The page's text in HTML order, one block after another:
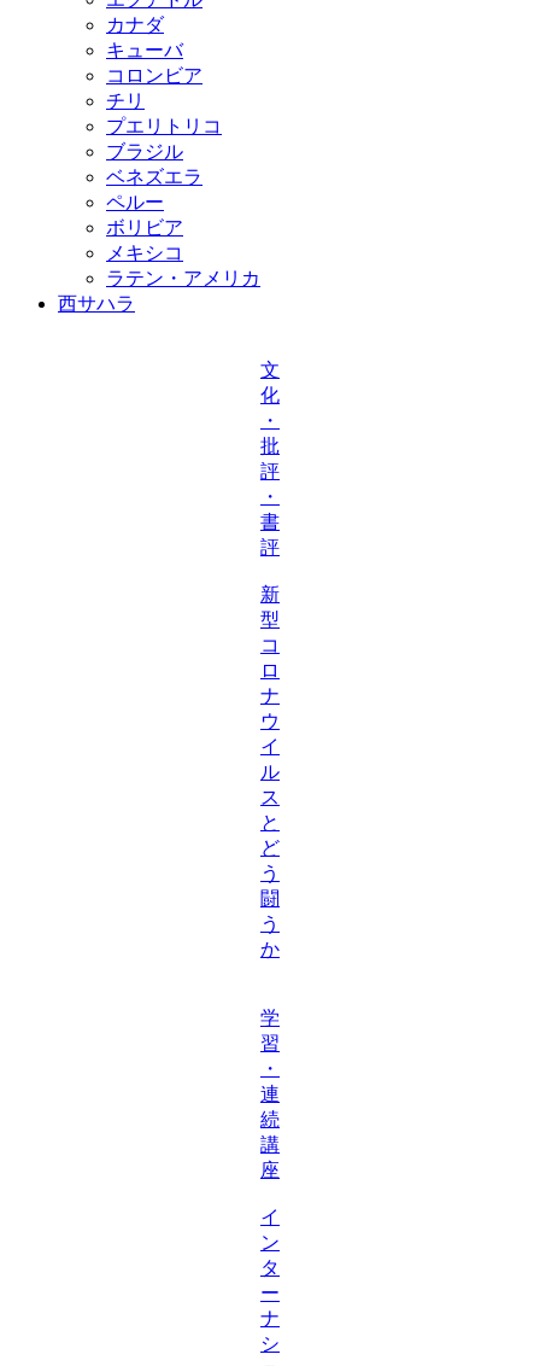
カナダ
キューバ
コロンビア
チリ
プエリトリコ
ブラジル
ベネズエラ
ペルー
ボリビア
メキシコ
ラテン・アメリカ
西サハラ
文
化
・
批
評
・
書
評
新
型
コ
ロ
ナ
ウ
イ
ル
ス
と
ど
う
闘
う
か
学
習
・
連
続
講
座
イ
ン
タ
ー
ナ
シ